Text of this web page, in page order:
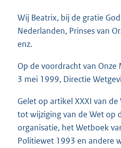
Wij Beatrix, bij de gratie
Nederlanden, Prinses van
enz.
Op de voordracht van Onze
3 mei 1999, Directie
Gelet op artikel XXXI van
tot wijziging van de Wet op
organisatie, het Wetboek
Politiewet 1993 en andere